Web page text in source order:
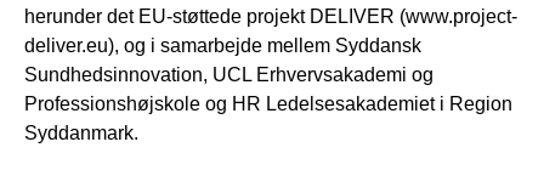
herunder det EU-støttede projekt DELIVER (www.project-
deliver.eu), og i samarbejde mellem Syddansk
Sundhedsinnovation, UCL Erhvervsakademi og
Professionshøjskole og HR Ledelsesakademiet i Region
Syddanmark.